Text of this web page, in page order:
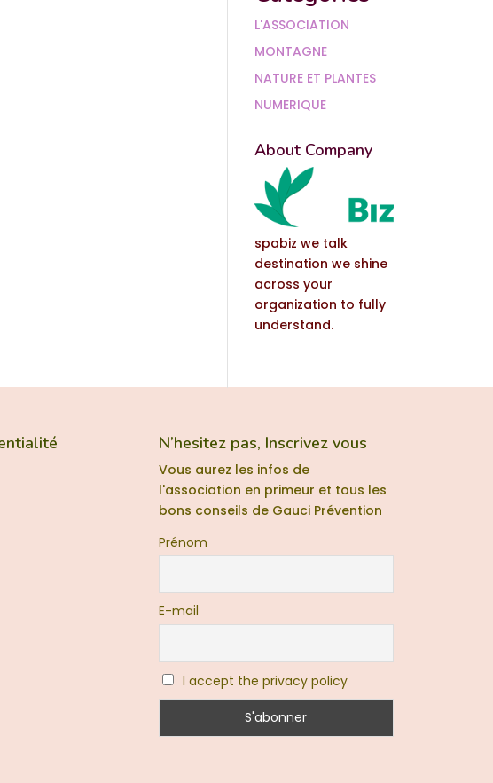
L'ASSOCIATION
MONTAGNE
NATURE ET PLANTES
NUMERIQUE
About Company
spabiz we talk
destination we shine
across your
organization to fully
understand.
N’hesitez pas, Inscrivez vous
Vous aurez les infos de
l'association en primeur et tous les
bons conseils de Gauci Prévention
Prénom
E-mail
I accept the privacy policy